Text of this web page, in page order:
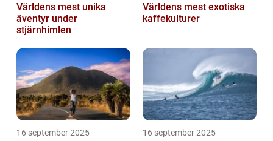
Världens mest unika
äventyr under
stjärnhimlen
Världens mest exotiska
kaffekulturer
16 september 2025 16 september 2025